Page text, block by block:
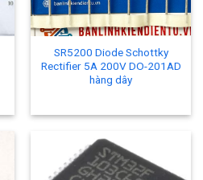
​SR5200 Diode Schottky
Rectifier 5A 200V DO-201AD
hàng dây